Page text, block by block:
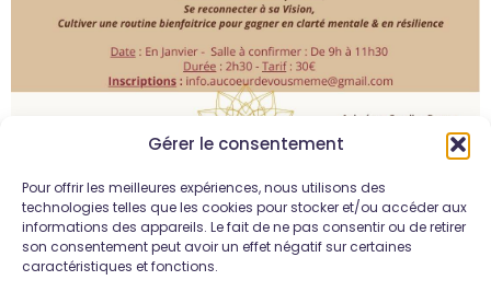
Gérer le consentement
Pour offrir les meilleures expériences, nous utilisons des
technologies telles que les cookies pour stocker et/ou accéder aux
informations des appareils. Le fait de ne pas consentir ou de retirer
son consentement peut avoir un effet négatif sur certaines
caractéristiques et fonctions.
Caroline Ramos - Sophrologue, Professeur de
yoga & Praticienne en Massages ayurvédiques